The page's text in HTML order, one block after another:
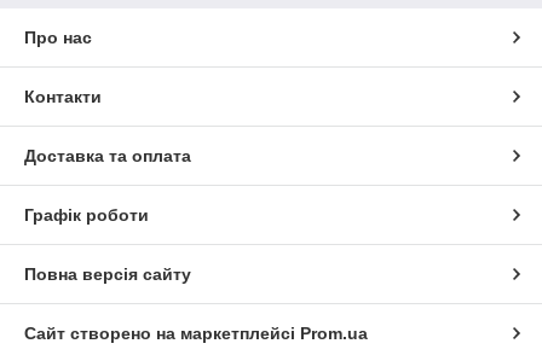
Про нас
Контакти
Доставка та оплата
Графік роботи
Повна версія сайту
Сайт створено на маркетплейсі Prom.ua